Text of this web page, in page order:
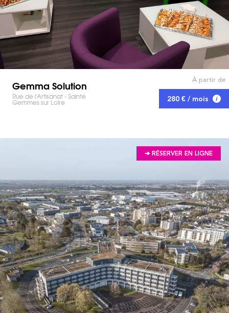
Gemma Solution
Rue de l'Artisanat - Sainte
Gemmes sur Loire
À partir de
280 € / mois
➔ RÉSERVER EN LIGNE